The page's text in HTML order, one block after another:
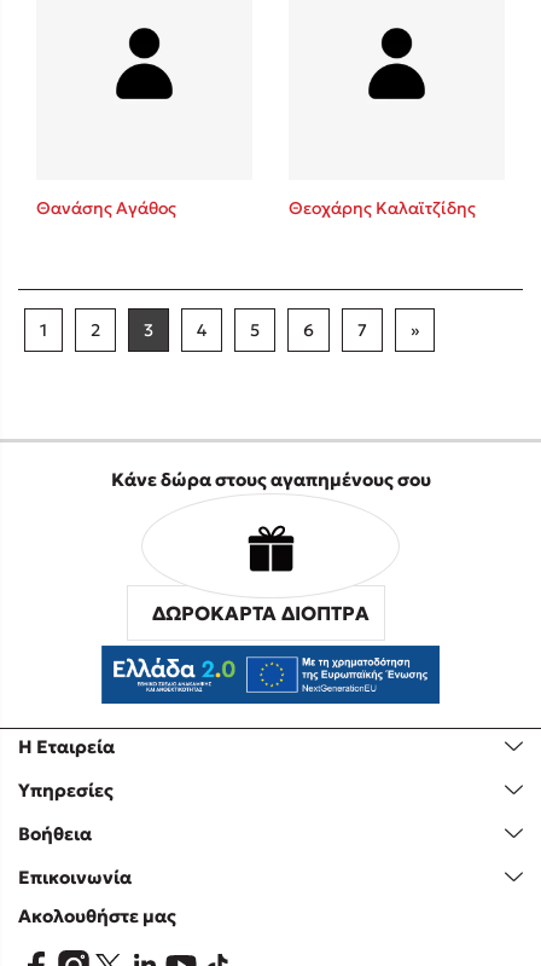
Θανάσης Αγάθος Θεοχάρης Καλαϊτζίδης
1 2 3 4 5 6 7 »
Η Εταιρεία
Υπηρεσίες
Βοήθεια
Επικοινωνία
Κάνε δώρα στους αγαπημένους σου
ΔΩΡΟΚΑΡΤΑ ΔΙΟΠΤΡΑ
Ακολουθήστε μας